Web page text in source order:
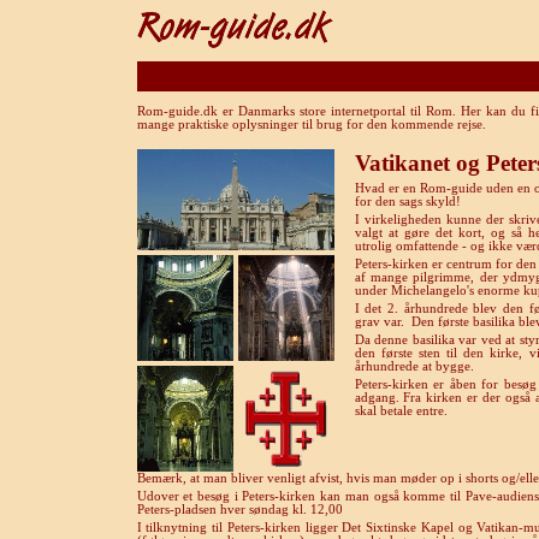
Rom-guide.dk er Danmarks store internetportal til Rom. Her kan du
mange praktiske oplysninger til brug for den kommende rejse.
Vatikanet og
Hvad er en Rom-guide uden en
for den sags skyld!
I virkeligheden kunne der
valgt at gøre det kort, og så
utrolig omfattende - og ikke
Peters-kirken er centrum for
af mange pilgrimme, der
under Michelangelo's enorme
I det 2. århundrede blev den
grav var. Den første basilika
Da denne basilika var ved at
den første sten til den kirke,
århundrede at bygge.
Peters-kirken er åben for
adgang. Fra kirken er der også
skal betale entre.
Bemærk, at man bliver venligt afvist, hvis man møder op i shorts og/
Udover et besøg i Peters-kirken kan man også komme til Pave-
Peters-pladsen hver søndag kl. 12,00
I tilknytning til Peters-kirken ligger Det Sixtinske Kapel og Vatikan-